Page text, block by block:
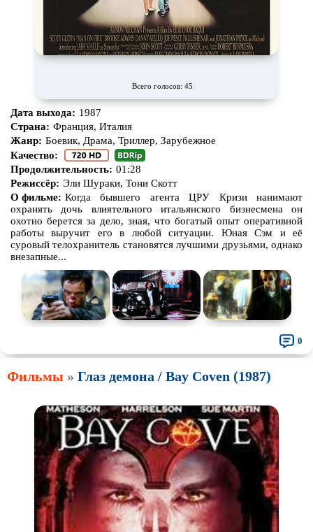
Всего голосов: 45
Дата выхода: 1987
Страна: Франция, Италия
Жанр: Боевик, Драма, Триллер, Зарубежное
Качество:
Продолжительность: 01:28
Режиссёр: Эли Шураки, Тони Скотт
О фильме: Когда бывшего агента ЦРУ Кризи нанимают
охранять дочь влиятельного итальянского бизнесмена он
охотно берется за дело, зная, что богатый опыт оперативной
работы выручит его в любой ситуации. Юная Сэм и её
суровый телохранитель становятся лучшими друзьями, однако
внезапные...
0
Фильмы » Глаз демона / Bay Coven (1987)